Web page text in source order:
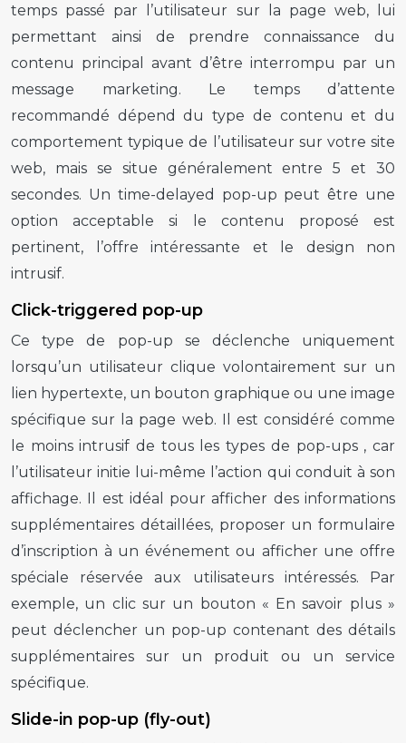
temps passé par l’utilisateur sur la page web, lui
permettant ainsi de prendre connaissance du
contenu principal avant d’être interrompu par un
message marketing. Le temps d’attente
recommandé dépend du type de contenu et du
comportement typique de l’utilisateur sur votre site
web, mais se situe généralement entre 5 et 30
secondes. Un time-delayed pop-up peut être une
option acceptable si le contenu proposé est
pertinent, l’offre intéressante et le design non
intrusif.
Click-triggered pop-up
Ce type de pop-up se déclenche uniquement
lorsqu’un utilisateur clique volontairement sur un
lien hypertexte, un bouton graphique ou une image
spécifique sur la page web. Il est considéré comme
le moins intrusif de tous les types de pop-ups , car
l’utilisateur initie lui-même l’action qui conduit à son
affichage. Il est idéal pour afficher des informations
supplémentaires détaillées, proposer un formulaire
d’inscription à un événement ou afficher une offre
spéciale réservée aux utilisateurs intéressés. Par
exemple, un clic sur un bouton « En savoir plus »
peut déclencher un pop-up contenant des détails
supplémentaires sur un produit ou un service
spécifique.
Slide-in pop-up (fly-out)